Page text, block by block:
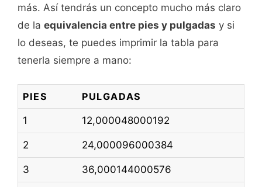
más. Así tendrás un concepto mucho más claro
de la equivalencia entre pies y pulgadas y si
lo deseas, te puedes imprimir la tabla para
tenerla siempre a mano:
PIES PULGADAS
1 12,000048000192
2 24,000096000384
3 36,000144000576